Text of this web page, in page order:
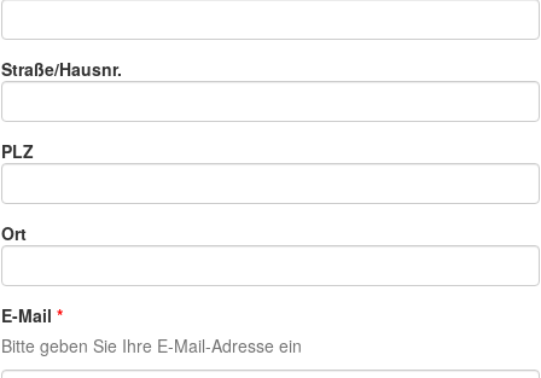
Straße/Hausnr.
PLZ
Ort
E-Mail
Bitte geben Sie Ihre E-Mail-Adresse ein